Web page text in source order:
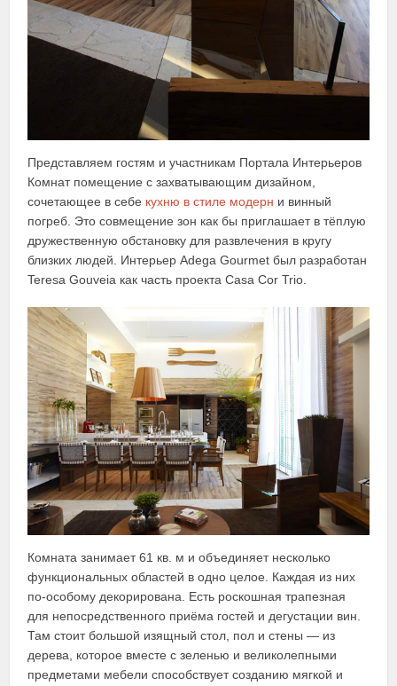
Представляем гостям и участникам Портала Интерьеров
Комнат помещение с захватывающим дизайном,
сочетающее в себе кухню в стиле модерн и винный
погреб. Это совмещение зон как бы приглашает в тёплую
дружественную обстановку для развлечения в кругу
близких людей. Интерьер Adega Gourmet был разработан
Teresa Gouveia как часть проекта Casa Cor Trio.
Комната занимает 61 кв. м и объединяет несколько
функциональных областей в одно целое. Каждая из них
по-особому декорирована. Есть роскошная трапезная
для непосредственного приёма гостей и дегустации вин.
Там стоит большой изящный стол, пол и стены — из
дерева, которое вместе с зеленью и великолепными
предметами мебели способствует созданию мягкой и